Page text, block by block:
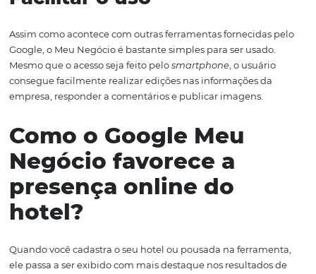
das mais úteis é a possibilidade de os clientes fazerem
comentários sobre a empresa. Além de facilitar a
feedbacks, o empreendedor pode utilizar essas
para melhorar os serviços prestados. Caso o hotel tenha
publicados no Google Meu Negócio ajudam a atrair
hóspedes.
Oferecer métricas
de
obter dados que permitam aos gestores